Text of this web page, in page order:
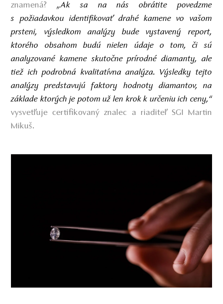
znamená?„Ak sa na nás obrátite povedzme
s požiadavkou identifikovať drahé kamene vo vašom
prsteni, výsledkom analýzy bude vystavený report,
ktorého obsahom budú nielen údaje o tom, či sú
analyzované kamene skutočne prírodné diamanty, ale
tiež ich podrobná kvalitatívna analýza. Výsledky tejto
analýzy predstavujú faktory hodnoty diamantov, na
základe ktorých je potom už len krok k určeniu ich ceny,“
vysvetľuje certifikovaný znalec a riaditeľ SGI Martin
Mikuš.